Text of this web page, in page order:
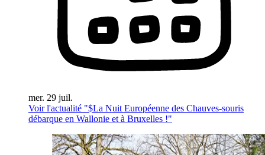
mer. 29 juil.
Voir l'actualité "$La Nuit Européenne des Chauves-souris
débarque en Wallonie et à Bruxelles !"